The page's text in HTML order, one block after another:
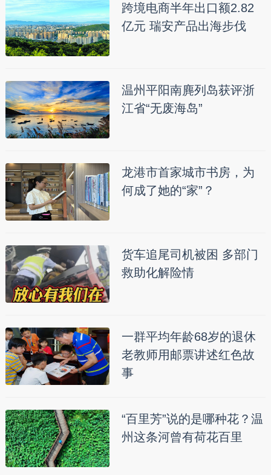
跨境电商半年出口额2.82
亿元 瑞安产品出海步伐
温州平阳南麂列岛获评浙
江省“无废海岛”
龙港市首家城市书房，为
何成了她的“家”？
货车追尾司机被困 多部门
救助化解险情
一群平均年龄68岁的退休
老教师用邮票讲述红色故
事
“百里芳”说的是哪种花？温
州这条河曾有荷花百里